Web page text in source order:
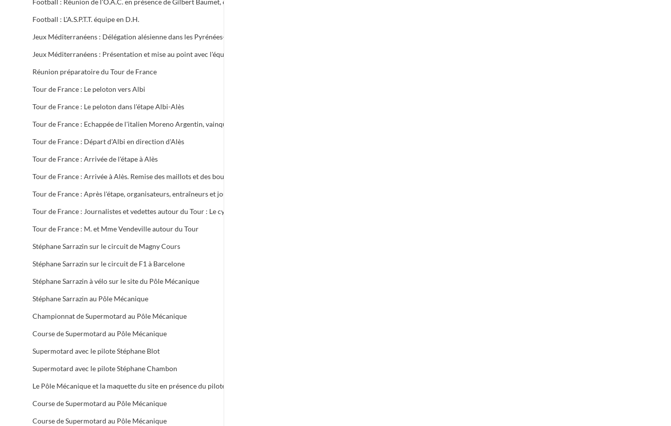
Football : L'A.S.P.T.T. équipe en D.H.
Réunion préparatoire du Tour de France
Tour de France : Le peloton vers Albi
Tour de France : Le peloton dans l'étape Albi-Alès
Tour de France : Départ d'Albi en direction d'Alès
Tour de France : Arrivée de l'étape à Alès
Tour de France : M. et Mme Vendeville autour du Tour
Stéphane Sarrazin sur le circuit de Magny Cours
Stéphane Sarrazin sur le circuit de F1 à Barcelone
Stéphane Sarrazin à vélo sur le site du Pôle Mécanique
Stéphane Sarrazin au Pôle Mécanique
Championnat de Supermotard au Pôle Mécanique
Course de Supermotard au Pôle Mécanique
Supermotard avec le pilote Stéphane Blot
Supermotard avec le pilote Stéphane Chambon
Course de Supermotard au Pôle Mécanique
Course de Supermotard au Pôle Mécanique